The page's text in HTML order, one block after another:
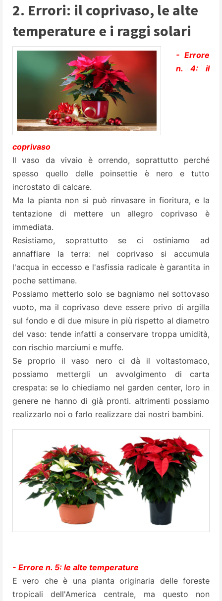
2. Errori: il coprivaso, le alte
temperature e i raggi solari
- Errore
n. 4: il
coprivaso
Il vaso da vivaio è orrendo, soprattutto perché
spesso quello delle poinsettie è nero e tutto
incrostato di calcare.
Ma la pianta non si può rinvasare in fioritura, e la
tentazione di mettere un allegro coprivaso è
immediata.
Resistiamo, soprattutto se ci ostiniamo ad
annaffiare la terra: nel coprivaso si accumula
l'acqua in eccesso e l'asfissia radicale è garantita in
poche settimane.
Possiamo metterlo solo se bagniamo nel sottovaso
vuoto, ma il coprivaso deve essere privo di argilla
sul fondo e di due misure in più rispetto al diametro
del vaso: tende infatti a conservare troppa umidità,
con rischio marciumi e muffe.
Se proprio il vaso nero ci dà il voltastomaco,
possiamo mettergli un avvolgimento di carta
crespata: se lo chiediamo nel garden center, loro in
genere ne hanno di già pronti. altrimenti possiamo
realizzarlo noi o farlo realizzare dai nostri bambini.
- Errore n. 5: le alte temperature
E vero che è una pianta originaria delle foreste
tropicali dell'America centrale, ma questo non